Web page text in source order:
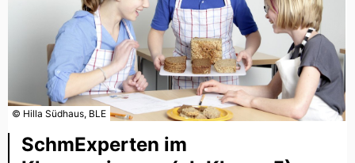
© Hilla Südhaus, BLE
SchmExperten im